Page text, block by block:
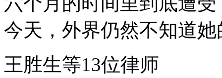
今天，外界仍然不知道
王胜生等13位律师